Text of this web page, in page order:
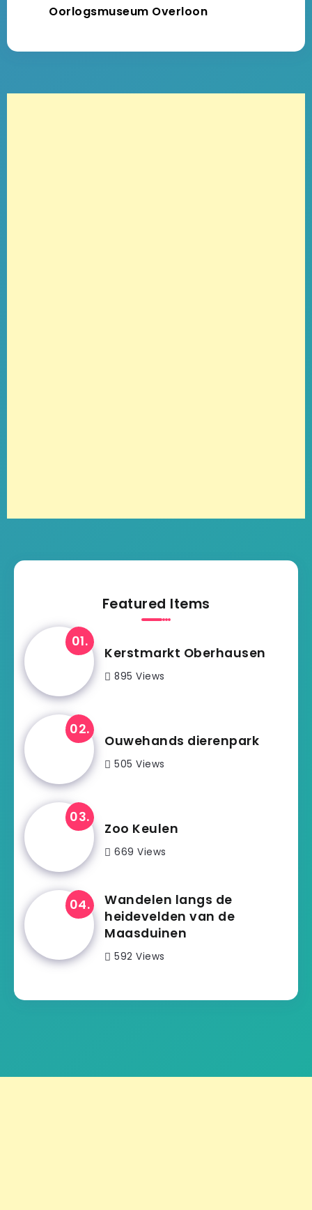
Oorlogsmuseum Overloon
Featured Items
Kerstmarkt Oberhausen
895 Views
Ouwehands dierenpark
505 Views
Zoo Keulen
669 Views
Wandelen langs de
heidevelden van de
Maasduinen
592 Views